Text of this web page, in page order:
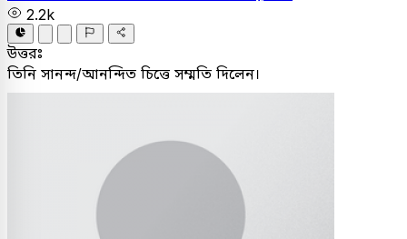
2.2k
উত্তরঃ
তিনি সানন্দ/আনন্দিত চিত্তে সম্মতি দিলেন।